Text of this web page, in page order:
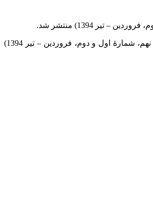
میراث مکتوب – شمارۀ 69 – 68 گزارش میراث (دوماهنامۀ تخصصی اطلاع رسانی در حوزۀ نقد و تصحیح متون، نسخه شناسی و ایران شناسی، دورۀ دوم، سال نهم، شمارۀ اول و دوم، فروردین – تیر 1394)